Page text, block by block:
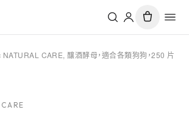
CARE, 釀酒酵母，適合各類狗狗，250 片